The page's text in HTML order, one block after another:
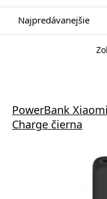
Najpredávanejšie
PowerBank
Charge čierna